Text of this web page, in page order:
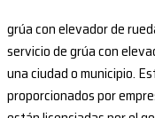
grúa con elevador de
servicio de grúa con
una ciudad o municipio.
proporcionados por